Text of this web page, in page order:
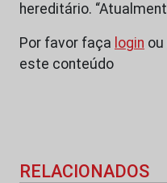
hereditário.
Por favor faça login ou
este conteúdo
RELACIONADOS